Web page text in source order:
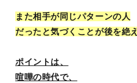
また相手が同じパターンの人
だったと気づくことが後を絶
ポイントは、
喧嘩の時代で、